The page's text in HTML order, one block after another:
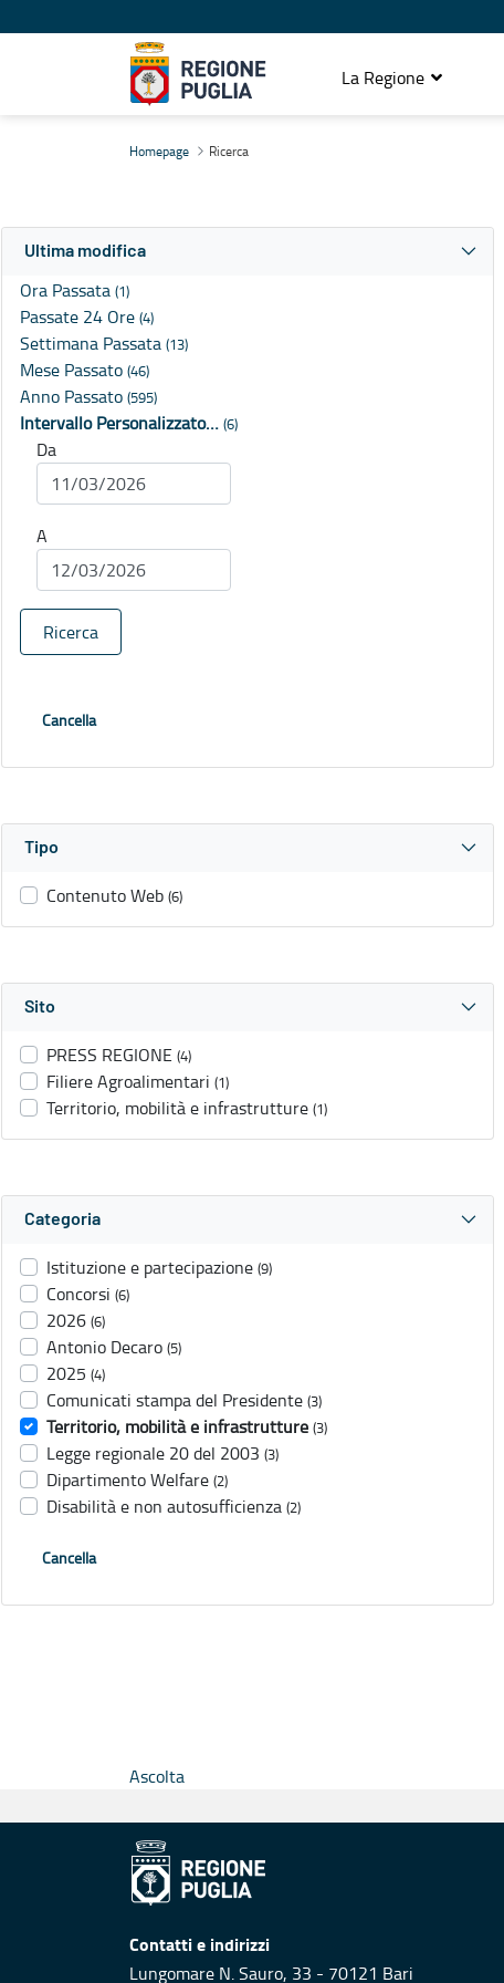
La Regione
Homepage Ricerca
Ultima modifica
Ora Passata (1)
Passate 24 Ore (4)
Settimana Passata (13)
Mese Passato (46)
Anno Passato (595)
Intervallo Personalizzato… (6)
Da
A
Ricerca
Cancella
Tipo
Contenuto Web (6)
Sito
PRESS REGIONE (4)
Filiere Agroalimentari (1)
Territorio, mobilità e infrastrutture (1)
Categoria
Istituzione e partecipazione (9)
Concorsi (6)
2026 (6)
Antonio Decaro (5)
2025 (4)
Comunicati stampa del Presidente (3)
Territorio, mobilità e infrastrutture (3)
Legge regionale 20 del 2003 (3)
Dipartimento Welfare (2)
Disabilità e non autosufficienza (2)
Cancella
Ascolta
Contatti e indirizzi
Lungomare N. Sauro, 33 - 70121 Bari